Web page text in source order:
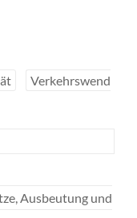
Verkehrswend
Ausbeutung und